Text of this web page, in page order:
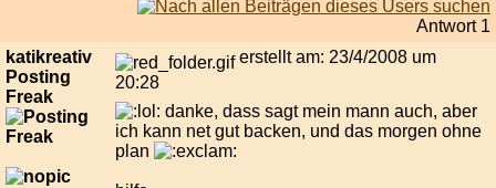
Antwort 1
katikreativ
Posting
Freak
erstellt am: 23/4/2008 um
20:28
danke, dass sagt mein mann auch, aber
ich kann net gut backen, und das morgen ohne
plan